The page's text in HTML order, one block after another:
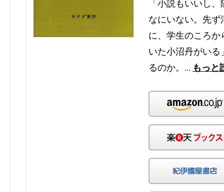
「小説もいいし
なにいない。先
に、学生のころ
いた小沼丹がい
るのか。… もっと